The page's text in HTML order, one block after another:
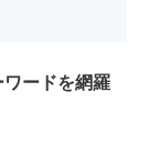
ワードを網羅